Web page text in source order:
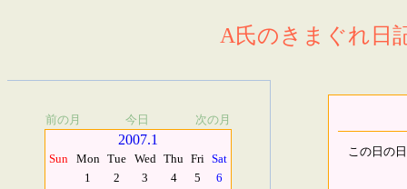
A氏のきまぐれ日
前の月 今日 次の月
2007.1
Sun Mon Tue Wed Thu Fri Sat
1
2 3 4 5
6
この日の